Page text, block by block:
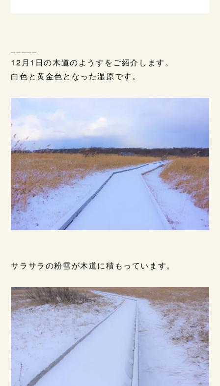
12月1日の木道のようすをご紹介します。
白色と黄金色となった湿原です。
サラサラの粉雪が木道に積もっています。